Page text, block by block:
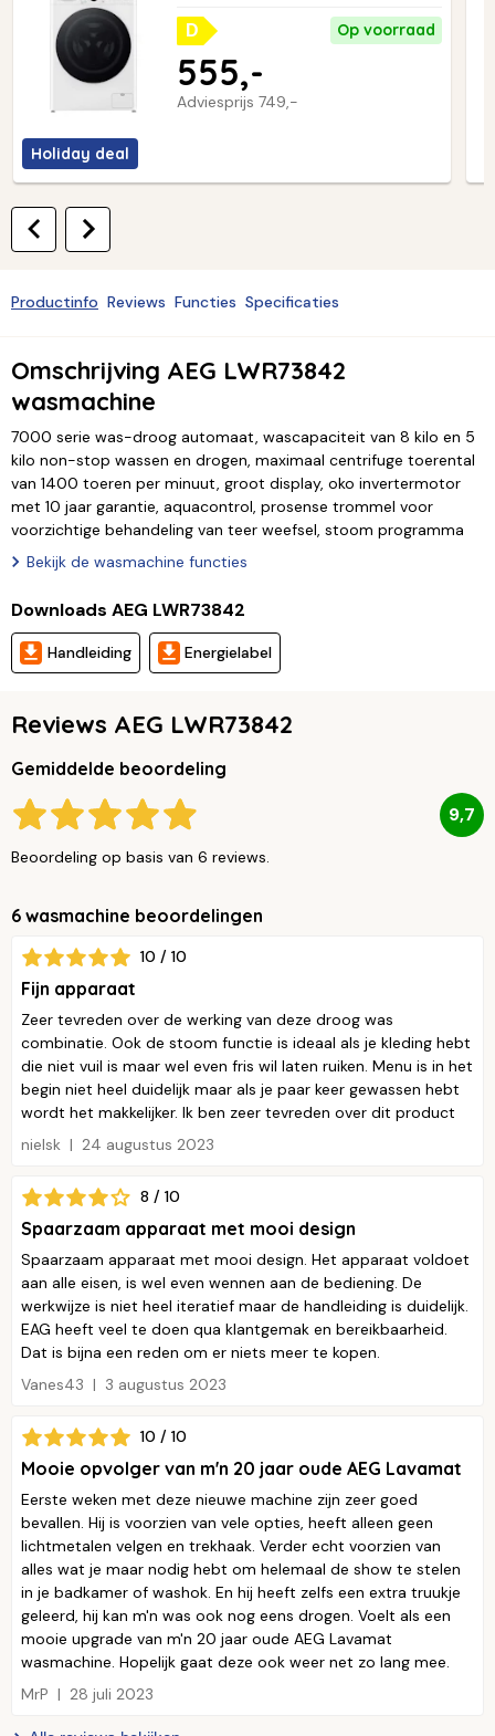
Holiday deal
D Op voorraad
Adviesprijs 749,-
555,-
Productinfo Reviews Functies Specificaties
Omschrijving AEG LWR73842
wasmachine
7000 serie was-droog automaat, wascapaciteit van 8 kilo en 5
kilo non-stop wassen en drogen, maximaal centrifuge toerental
van 1400 toeren per minuut, groot display, oko invertermotor
met 10 jaar garantie, aquacontrol, prosense trommel voor
voorzichtige behandeling van teer weefsel, stoom programma
Bekijk de wasmachine functies
Downloads AEG LWR73842
Handleiding Energielabel
Reviews AEG LWR73842
Gemiddelde beoordeling
9,7
Beoordeling op basis van 6 reviews.
6 wasmachine beoordelingen
10 / 10
Fijn apparaat
Zeer tevreden over de werking van deze droog was
combinatie. Ook de stoom functie is ideaal als je kleding hebt
die niet vuil is maar wel even fris wil laten ruiken. Menu is in het
begin niet heel duidelijk maar als je paar keer gewassen hebt
wordt het makkelijker. Ik ben zeer tevreden over dit product
nielsk
24 augustus 2023
8 / 10
Spaarzaam apparaat met mooi design
Spaarzaam apparaat met mooi design. Het apparaat voldoet
aan alle eisen, is wel even wennen aan de bediening. De
werkwijze is niet heel iteratief maar de handleiding is duidelijk.
EAG heeft veel te doen qua klantgemak en bereikbaarheid.
Dat is bijna een reden om er niets meer te kopen.
Vanes43
3 augustus 2023
10 / 10
Mooie opvolger van m'n 20 jaar oude AEG Lavamat
Eerste weken met deze nieuwe machine zijn zeer goed
bevallen. Hij is voorzien van vele opties, heeft alleen geen
lichtmetalen velgen en trekhaak. Verder echt voorzien van
alles wat je maar nodig hebt om helemaal de show te stelen
in je badkamer of washok. En hij heeft zelfs een extra truukje
geleerd, hij kan m'n was ook nog eens drogen. Voelt als een
mooie upgrade van m'n 20 jaar oude AEG Lavamat
wasmachine. Hopelijk gaat deze ook weer net zo lang mee.
MrP
28 juli 2023